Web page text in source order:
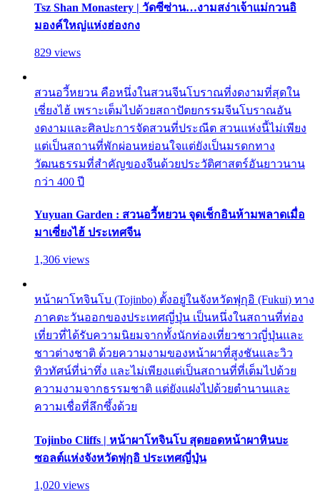
Tsz Shan Monastery | วัดซีซ่าน…งามสง่าเจ้าแม่กวนอิ
มองค์ใหญ่แห่งฮ่องกง
829 views
สวนอวี้หยวน คือหนึ่งในสวนจีนโบราณที่งดงามที่สุดใน
เซี่ยงไฮ้ เพราะเต็มไปด้วยสถาปัตยกรรมจีนโบราณอัน
งดงามและศิลปะการจัดสวนที่ประณีต สวนแห่งนี้ไม่เพียง
แต่เป็นสถานที่พักผ่อนหย่อนใจแต่ยังเป็นมรดกทาง
วัฒนธรรมที่สำคัญของจีนด้วยประวัติศาสตร์อันยาวนาน
กว่า 400 ปี
Yuyuan Garden : สวนอวี้หยวน จุดเช็กอินห้ามพลาดเมื่อ
มาเซี่ยงไฮ้ ประเทศจีน
1,306 views
หน้าผาโทจินโบ (Tojinbo) ตั้งอยู่ในจังหวัดฟุกุอิ (Fukui) ทาง
ภาคตะวันออกของประเทศญี่ปุ่น เป็นหนึ่งในสถานที่ท่อง
เที่ยวที่ได้รับความนิยมจากทั้งนักท่องเที่ยวชาวญี่ปุ่นและ
ชาวต่างชาติ ด้วยความงามของหน้าผาที่สูงชันและวิว
ทิวทัศน์ที่น่าทึ่ง และไม่เพียงแต่เป็นสถานที่ที่เต็มไปด้วย
ความงามจากธรรมชาติ แต่ยังแฝงไปด้วยตำนานและ
ความเชื่อที่ลึกซึ้งด้วย
Tojinbo Cliffs | หน้าผาโทจินโบ สุดยอดหน้าผาหินบะ
ซอลต์แห่งจังหวัดฟุกุอิ ประเทศญี่ปุ่น
1,020 views